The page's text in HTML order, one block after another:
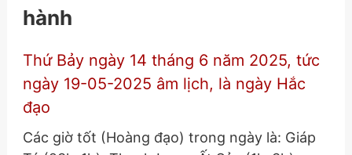
hành
Thứ Bảy ngày 14 tháng 6 năm 2025, tức
ngày 19-05-2025 âm lịch, là ngày Hắc
đạo
Các giờ tốt (Hoàng đạo) trong ngày là: Giáp